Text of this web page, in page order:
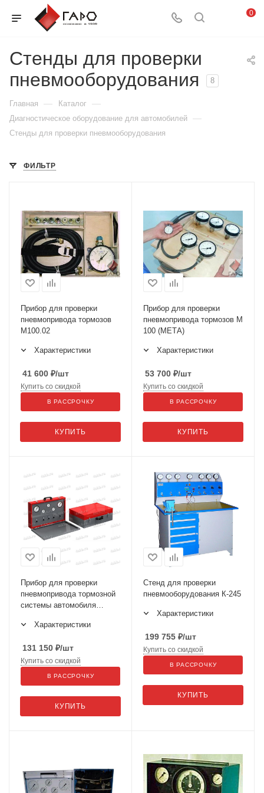
0
Стенды для проверки
пневмооборудования
8
Главная — Каталог —
Диагностическое оборудование для автомобилей —
Стенды для проверки пневмооборудования
ФИЛЬТР
Прибор для проверки
пневмопривода тормозов
М100.02
Характеристики
41 600 ₽/шт
КУПИТЬ
Купить со скидкой
В РАССРОЧКУ
Прибор для проверки
пневмопривода тормозов М
100 (МЕТА)
Характеристики
53 700 ₽/шт
КУПИТЬ
Купить со скидкой
В РАССРОЧКУ
Прибор для проверки
пневмопривода тормозной
системы автомобиля
Характеристики
131 150 ₽/шт
КУПИТЬ
Купить со скидкой
В РАССРОЧКУ
Стенд для проверки
пневмооборудования К-245
Характеристики
199 755 ₽/шт
КУПИТЬ
Купить со скидкой
В РАССРОЧКУ